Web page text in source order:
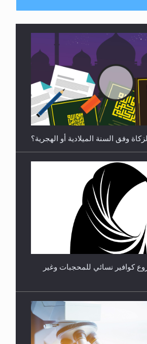
رأيٌ في لغة المسيح الموعود عليه السلام ..«3» نظرة
عليه السلام.....
من وساوس المعارضين ...**...
وفق السنة الميلادية أو الهجرية؟
كوافير نسائي للمحجبات وغير